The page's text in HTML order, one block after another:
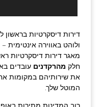
דירות דיסקרטיות בראשון
ולוהט באווירה אינטימית
מאגר דירות דיסקרטיות
חלק מהרקדנים עובדים
את שירותיהם במקומות
המוטל שלך.